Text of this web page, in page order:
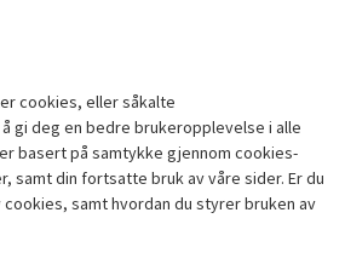
cookies, eller såkalte
gi deg en bedre brukeropplevelse i alle
basert på samtykke gjennom cookies-
samt din fortsatte bruk av våre sider. Er du
samt hvordan du styrer bruken av